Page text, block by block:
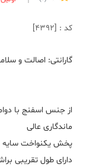
کد : [4392]